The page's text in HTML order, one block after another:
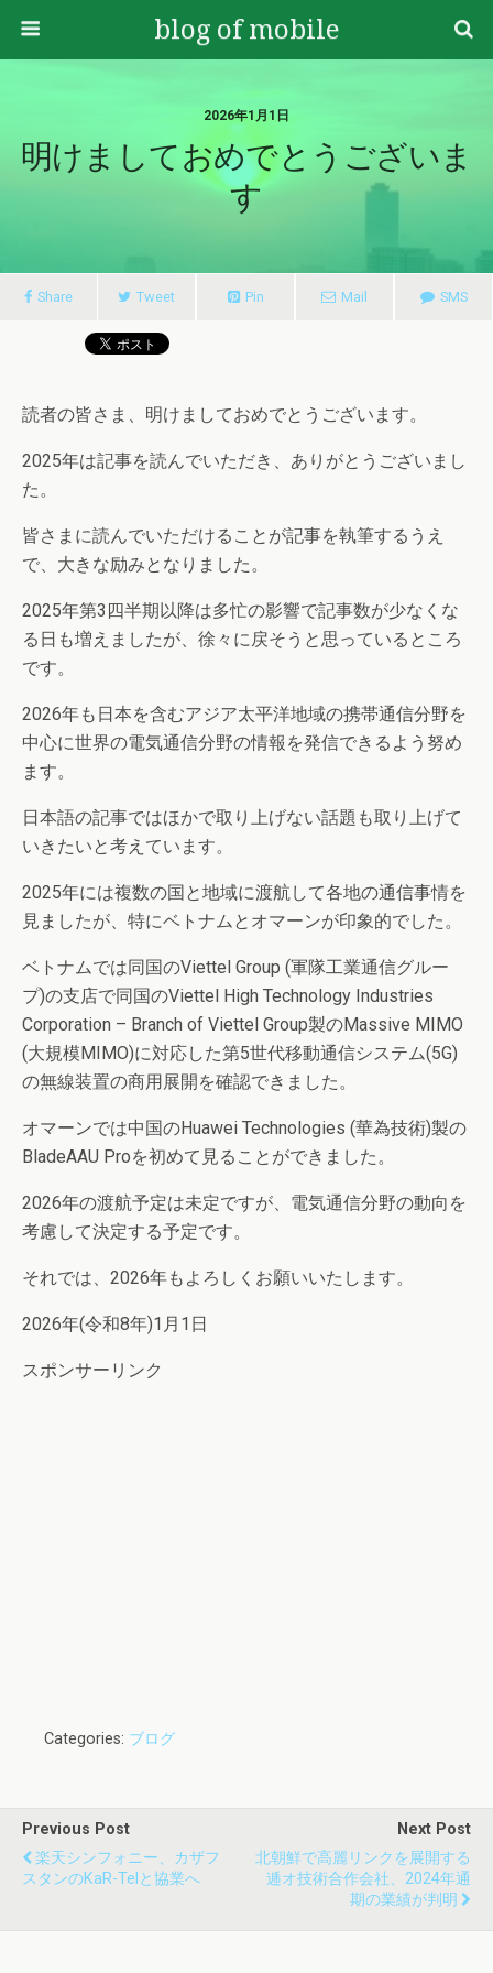
blog of mobile
2026年1月1日
明けましておめでとうございま
す
Share Tweet Pin Mail SMS
読者の皆さま、明けましておめでとうございます。
2025年は記事を読んでいただき、ありがとうございまし
た。
皆さまに読んでいただけることが記事を執筆するうえ
で、大きな励みとなりました。
2025年第3四半期以降は多忙の影響で記事数が少なくな
る日も増えましたが、徐々に戻そうと思っているところ
です。
2026年も日本を含むアジア太平洋地域の携帯通信分野を
中心に世界の電気通信分野の情報を発信できるよう努め
ます。
日本語の記事ではほかで取り上げない話題も取り上げて
いきたいと考えています。
2025年には複数の国と地域に渡航して各地の通信事情を
見ましたが、特にベトナムとオマーンが印象的でした。
ベトナムでは同国のViettel Group (軍隊工業通信グルー
プ)の支店で同国のViettel High Technology Industries
Corporation – Branch of Viettel Group製のMassive MIMO
(大規模MIMO)に対応した第5世代移動通信システム(5G)
の無線装置の商用展開を確認できました。
オマーンでは中国のHuawei Technologies (華為技術)製の
BladeAAU Proを初めて見ることができました。
2026年の渡航予定は未定ですが、電気通信分野の動向を
考慮して決定する予定です。
それでは、2026年もよろしくお願いいたします。
2026年(令和8年)1月1日
スポンサーリンク
Categories: ブログ
Previous Post
楽天シンフォニー、カザフ
スタンのKaR-Telと協業へ
Next Post
北朝鮮で高麗リンクを展開する
逓オ技術合作会社、2024年通
期の業績が判明